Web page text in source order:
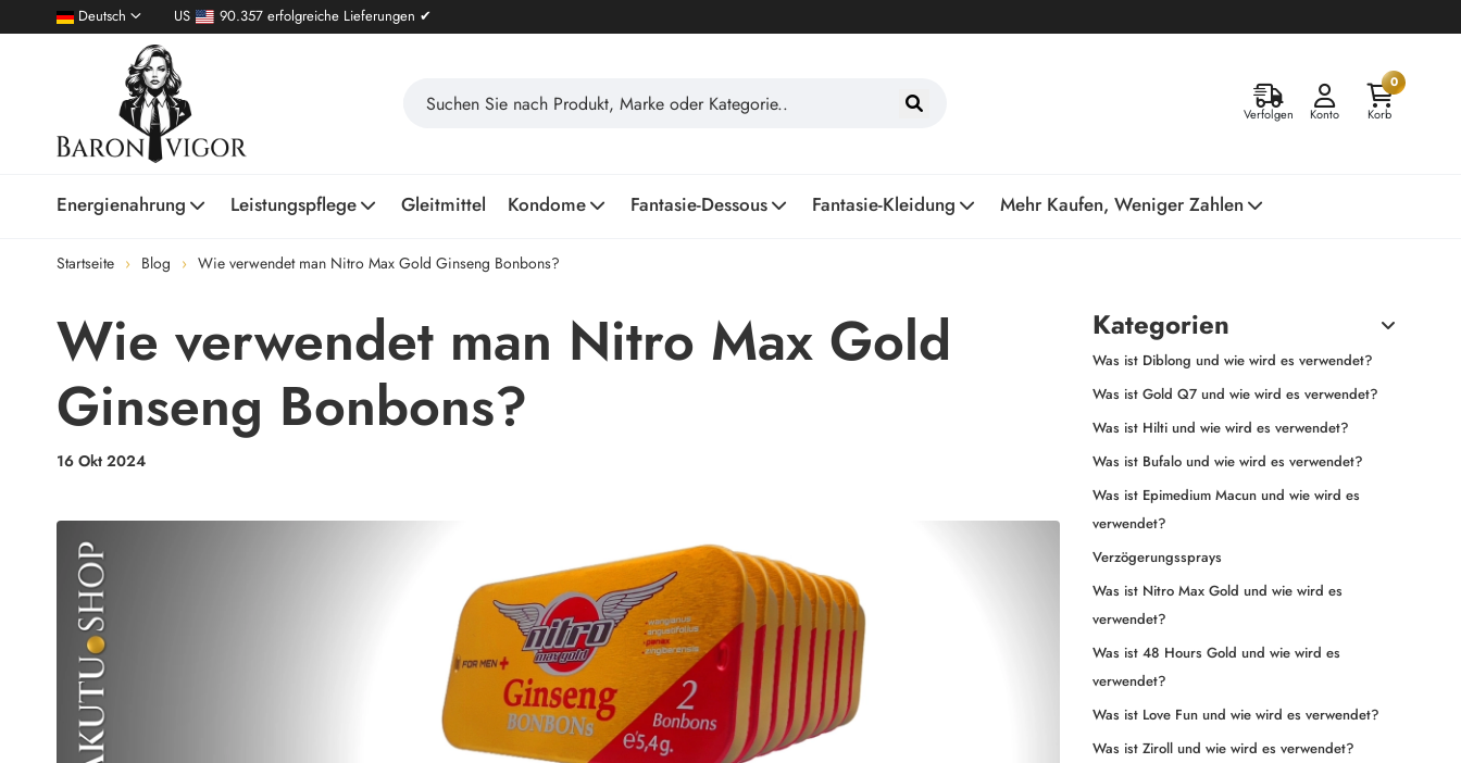
Deutsch US 90.357 erfolgreiche Lieferungen ✔
Verfolgen Konto
0
Korb
Energienahrung Leistungspflege Gleitmittel Kondome Fantasie-Dessous Fantasie-Kleidung Mehr Kaufen, Weniger Zahlen
Startseite Blog Wie verwendet man Nitro Max Gold Ginseng Bonbons?
Wie verwendet man Nitro Max Gold
Ginseng Bonbons?
16 Okt 2024
Kategorien
Was ist Diblong und wie wird es verwendet?
Was ist Gold Q7 und wie wird es verwendet?
Was ist Hilti und wie wird es verwendet?
Was ist Bufalo und wie wird es verwendet?
Was ist Epimedium Macun und wie wird es
verwendet?
Verzögerungssprays
Was ist Nitro Max Gold und wie wird es
verwendet?
Was ist 48 Hours Gold und wie wird es
verwendet?
Was ist Love Fun und wie wird es verwendet?
Was ist Ziroll und wie wird es verwendet?